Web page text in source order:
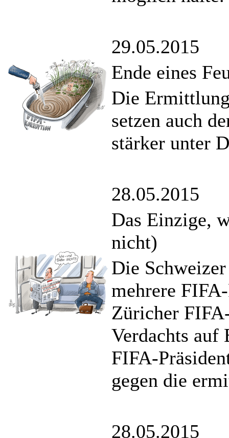
29.05.2015
Ende eines
Die
setzen auch
stärker unter
28.05.2015
Das Einzige,
nicht)
Die
mehrere
Züricher
Verdachts auf
FIFA-
gegen die
28.05.2015